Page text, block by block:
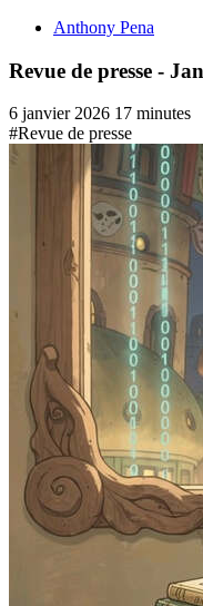
Anthony Pena
Revue de presse -
6 janvier 2026 17 minutes
#Revue de presse